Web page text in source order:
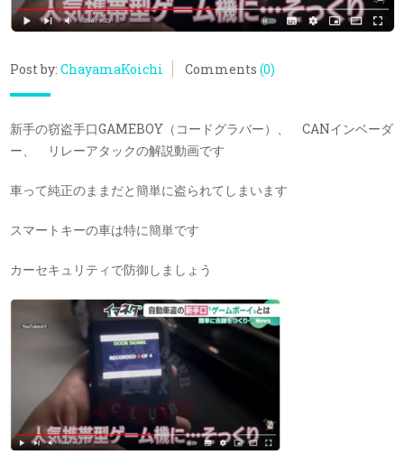
Post by: ChayamaKoichi Comments (0)
新手の窃盗手口GAMEBOY（コードグラバー）、 CANインベーダ
ー、 リレーアタックの解説動画です
車って純正のままだと簡単に盗られてしまいます
スマートキーの車は特に簡単です
カーセキュリティで防御しましょう